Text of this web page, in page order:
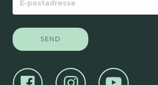
postadresse